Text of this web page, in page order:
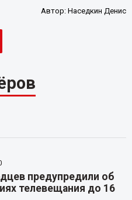
Автор:Наседкин Денис
предупредили об
телевещания до 16